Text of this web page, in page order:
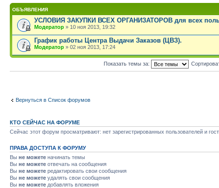
ОБЪЯВЛЕНИЯ
УСЛОВИЯ ЗАКУПКИ ВСЕХ ОРГАНИЗАТОРОВ для всех
Модератор » 10 ноя 2013, 19:32
График работы Центра Выдачи Заказов (ЦВЗ).
Модератор » 02 ноя 2013, 17:24
Показать темы за:
Вернуться в Список форумов
КТО СЕЙЧАС НА ФОРУМЕ
Сейчас этот форум просматривают: нет зарегистрированных пользователей и
ПРАВА ДОСТУПА К ФОРУМУ
Вы не можете начинать темы
Вы не можете отвечать на сообщения
Вы не можете редактировать свои сообщения
Вы не можете удалять свои сообщения
Вы не можете добавлять вложения